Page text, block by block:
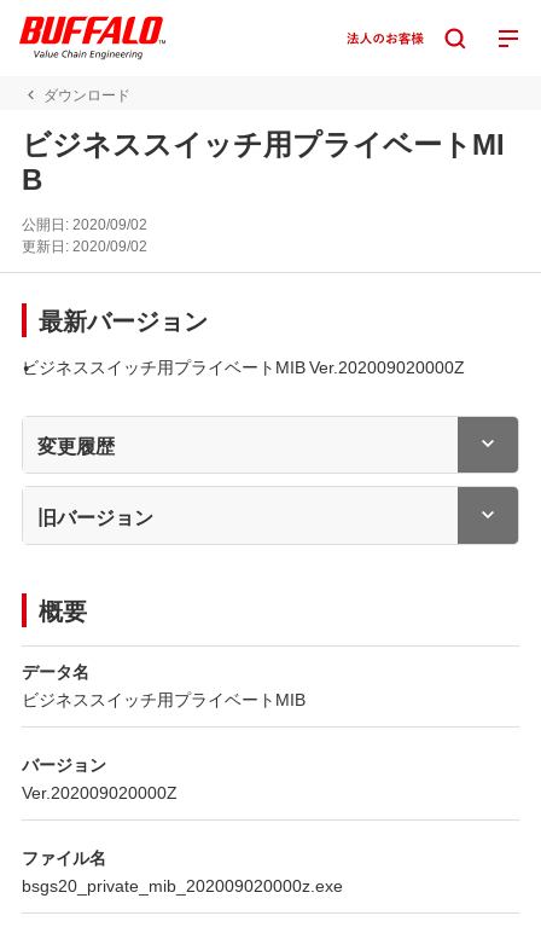
ダウンロード
ビジネススイッチ用プライベートMI
B
公開日:2020/09/02
更新日:2020/09/02
最新バージョン
ビジネススイッチ用プライベートMIB Ver.202009020000Z
変更履歴
旧バージョン
概要
データ名
ビジネススイッチ用プライベートMIB
バージョン
Ver.202009020000Z
ファイル名
bsgs20_private_mib_202009020000z.exe